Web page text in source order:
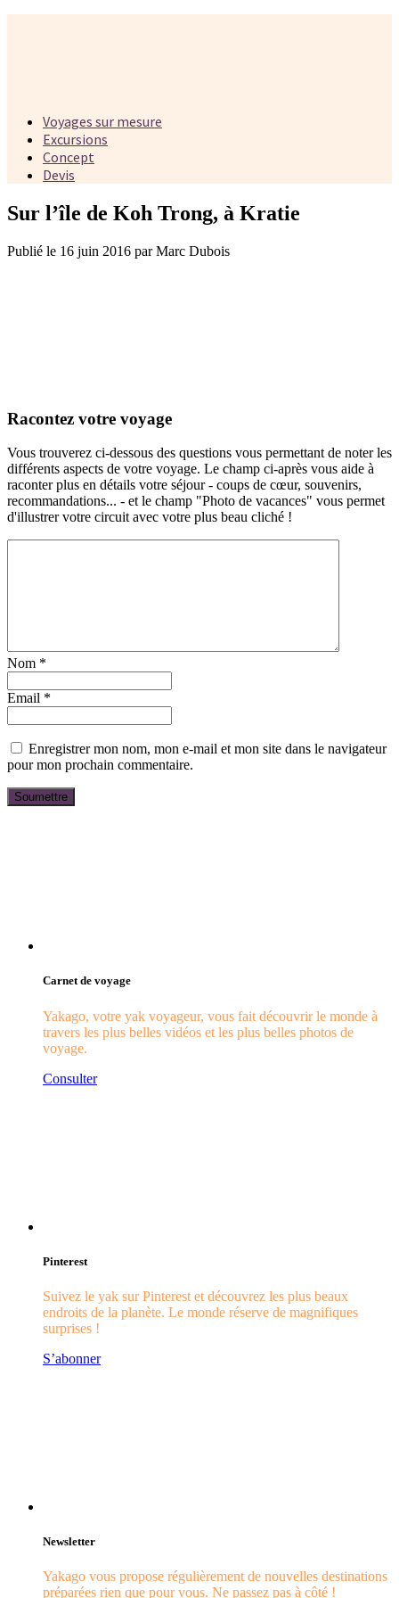
Voyages sur mesure
Excursions
Concept
Devis
Sur l’île de Koh Trong, à Kratie
Publié le 16 juin 2016 par Marc Dubois
Racontez votre voyage
Vous trouverez ci-dessous des questions vous permettant de noter les
différents aspects de votre voyage. Le champ ci-après vous aide à
raconter plus en détails votre séjour - coups de cœur, souvenirs,
recommandations... - et le champ "Photo de vacances" vous permet
d'illustrer votre circuit avec votre plus beau cliché !
Nom *
Email *
Enregistrer mon nom, mon e-mail et mon site dans le navigateur
pour mon prochain commentaire.
Carnet de voyage
Yakago, votre yak voyageur, vous fait découvrir le monde à
travers les plus belles vidéos et les plus belles photos de
voyage.
Consulter
Pinterest
Suivez le yak sur Pinterest et découvrez les plus beaux
endroits de la planète. Le monde réserve de magnifiques
surprises !
S’abonner
Newsletter
Yakago vous propose régulièrement de nouvelles destinations
préparées rien que pour vous. Ne passez pas à côté !